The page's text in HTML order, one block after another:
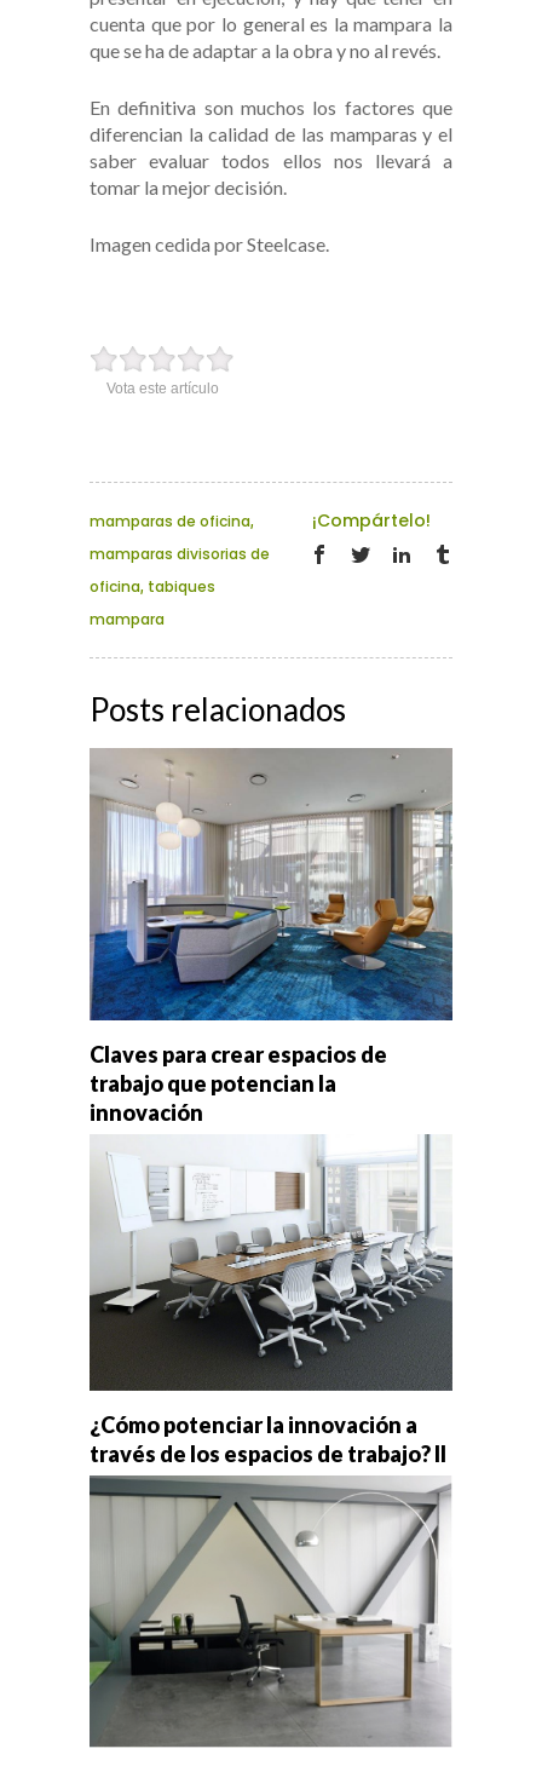
cuenta que por lo general es la mampara la
que se ha de adaptar a la obra y no al revés.
En definitiva son muchos los factores que
diferencian la calidad de las mamparas y el
saber evaluar todos ellos nos llevará a
tomar la mejor decisión.
Imagen cedida por Steelcase.
Vota este artículo
mamparas de oficina,
mamparas divisorias de
oficina, tabiques
mampara
¡Compártelo!
Posts relacionados
Claves para crear espacios de
trabajo que potencian la
innovación
¿Cómo potenciar la innovación a
través de los espacios de trabajo? II